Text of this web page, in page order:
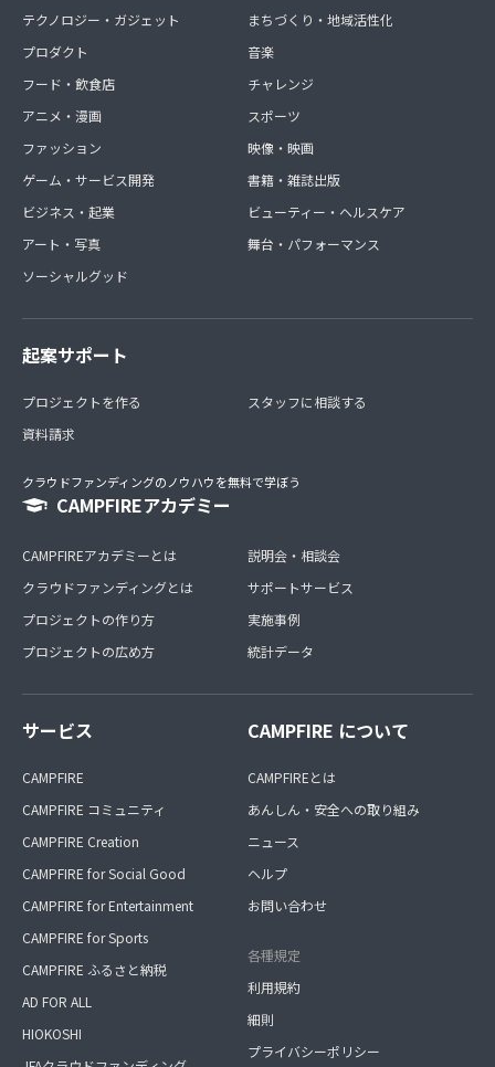
テクノロジー・ガジェット
プロダクト
フード・飲食店
アニメ・漫画
ファッション
ゲーム・サービス開発
ビジネス・起業
アート・写真
ソーシャルグッド
まちづくり・地域活性化
音楽
チャレンジ
スポーツ
映像・映画
書籍・雑誌出版
ビューティー・ヘルスケア
舞台・パフォーマンス
起案サポート
プロジェクトを作る
資料請求
スタッフに相談する
クラウドファンディングのノウハウを無料で学ぼう
CAMPFIREアカデミー
CAMPFIREアカデミーとは
クラウドファンディングとは
プロジェクトの作り方
プロジェクトの広め方
説明会・相談会
サポートサービス
実施事例
統計データ
サービス
CAMPFIRE
CAMPFIRE コミュニティ
CAMPFIRE Creation
CAMPFIRE for Social Good
CAMPFIRE for Entertainment
CAMPFIRE for Sports
CAMPFIRE ふるさと納税
AD FOR ALL
HIOKOSHI
CAMPFIRE について
CAMPFIREとは
あんしん・安全への取り組み
ニュース
ヘルプ
お問い合わせ
各種規定
利用規約
細則
プライバシーポリシー